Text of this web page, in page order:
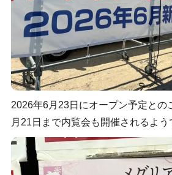
2026年6月23日にオープン予定との
月21日まで内覧会も開催されるよう